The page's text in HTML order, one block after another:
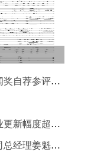
关于第三十二届中国新闻奖自荐参评作品的公示
我国职业教育10年来专业更新幅度超过70%
原黑龙江省电力有限公司总经理姜魁接受纪律审查和监察调查